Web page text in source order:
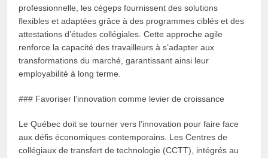
professionnelle, les cégeps fournissent des solutions
flexibles et adaptées grâce à des programmes ciblés et des
attestations d’études collégiales. Cette approche agile
renforce la capacité des travailleurs à s’adapter aux
transformations du marché, garantissant ainsi leur
employabilité à long terme.
### Favoriser l’innovation comme levier de croissance
Le Québec doit se tourner vers l’innovation pour faire face
aux défis économiques contemporains. Les Centres de
collégiaux de transfert de technologie (CCTT), intégrés au